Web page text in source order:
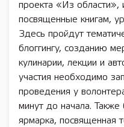
проекта «Из области»,
посвященные книгам,
Здесь пройдут
блоггингу, созданию
кулинарии, лекции и
участия необходимо
проведения у
минут до начала. Также
ярмарка, посвященная